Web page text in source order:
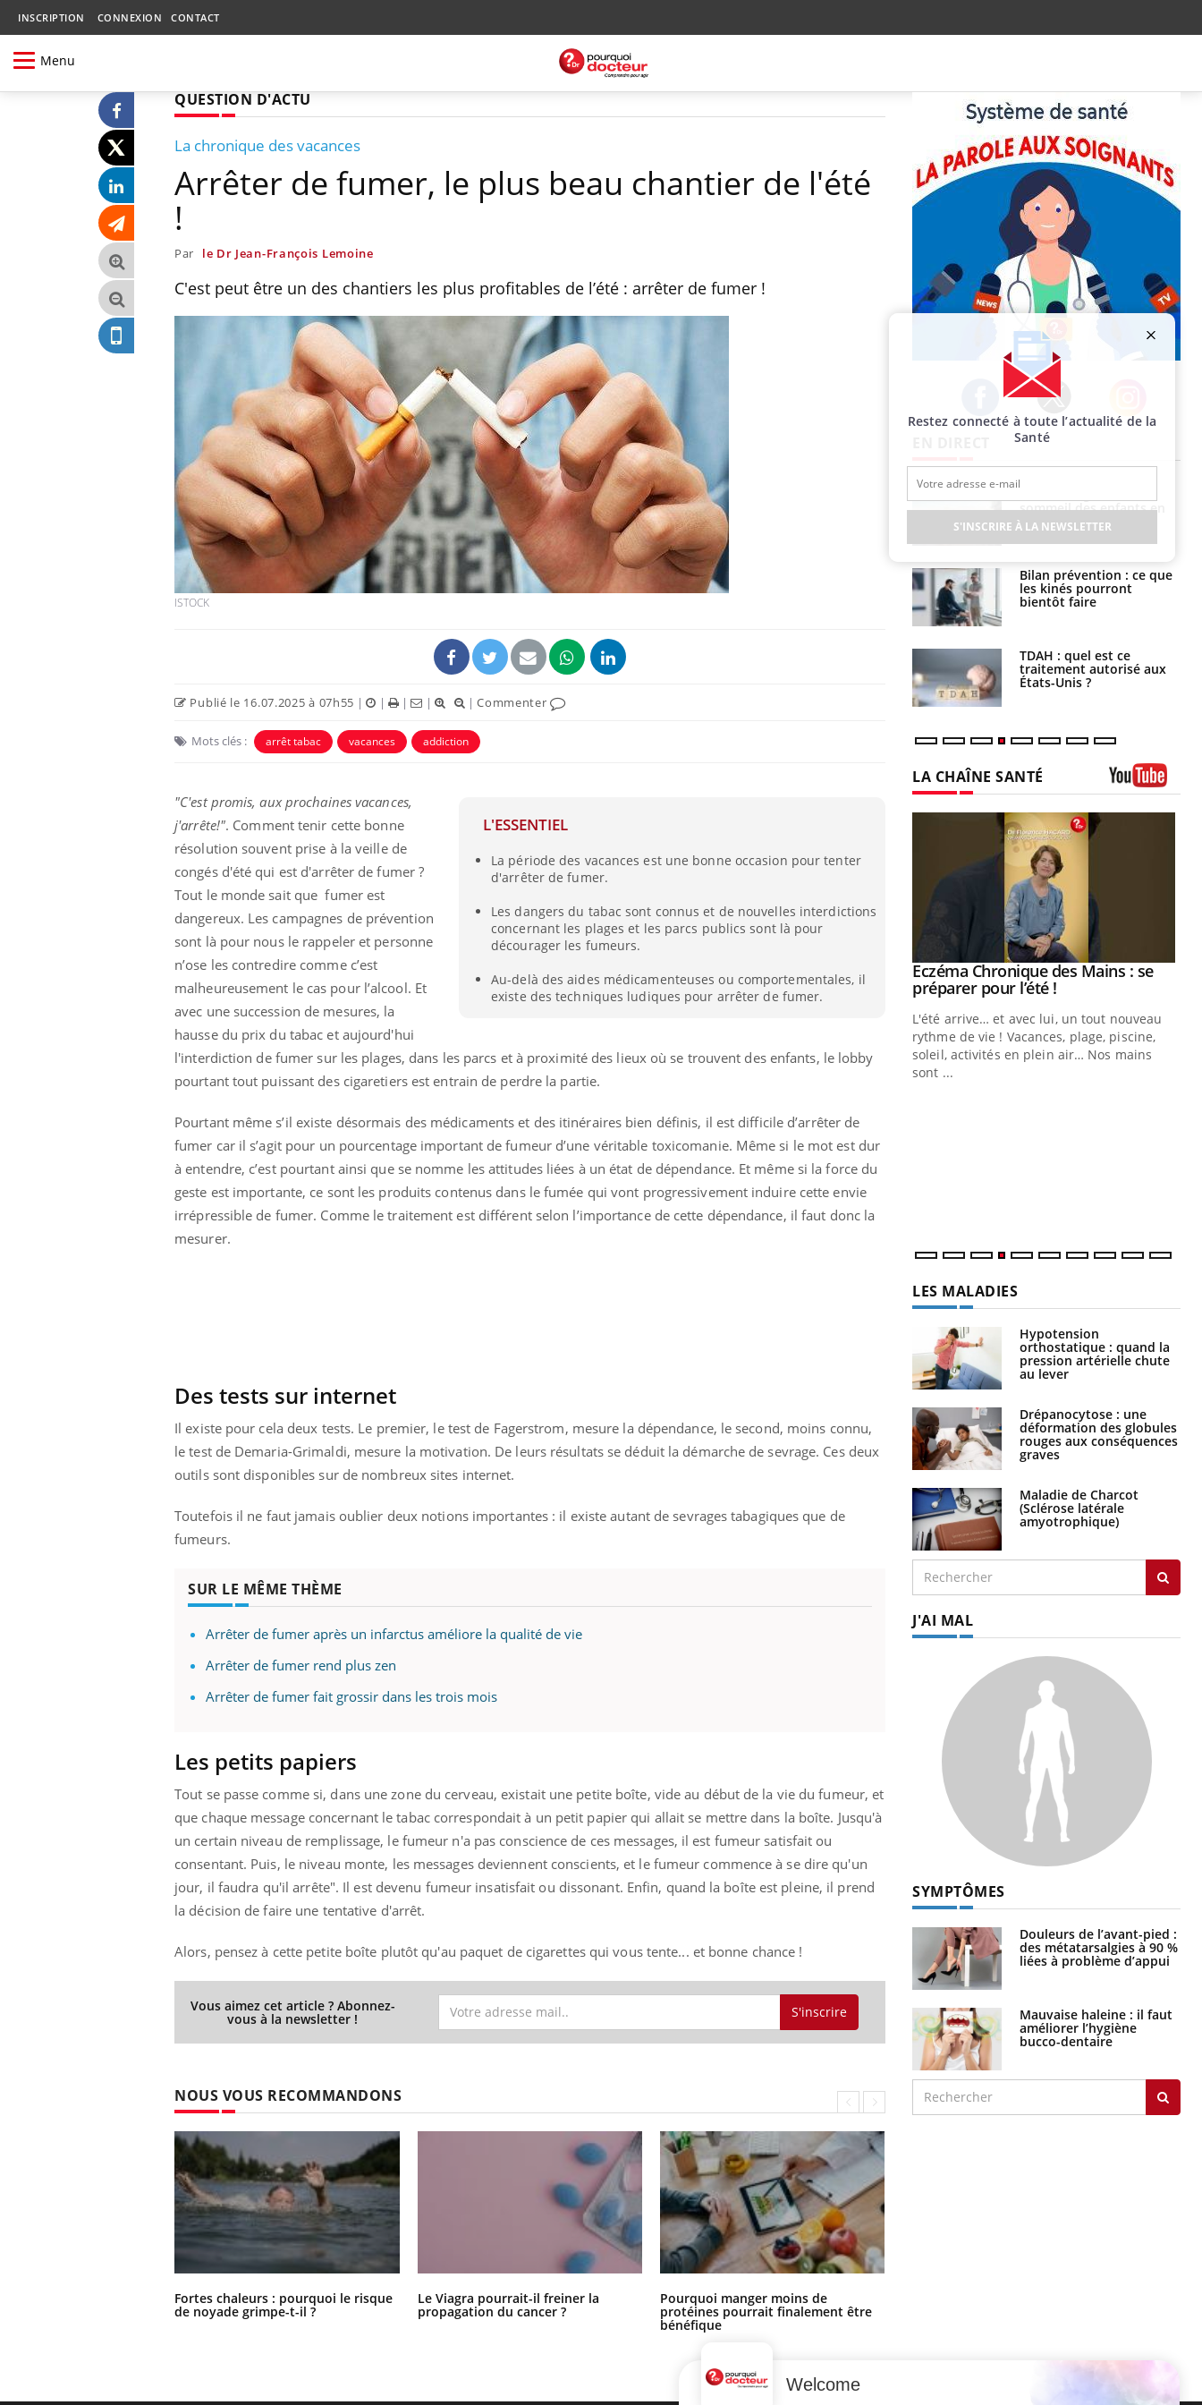
INSCRIPTION CONNEXION CONTACT
Menu
QUESTION D'ACTU
La chronique des vacances
Arrêter de fumer, le plus beau chantier de l'été
!
Par le Dr Jean-François Lemoine
C'est peut être un des chantiers les plus profitables de l’été : arrêter de fumer !
ISTOCK
Publié le 16.07.2025 à 07h55 | | | | |Commenter
Mots clés : arrêt tabac vacances addiction
L'ESSENTIEL
La période des vacances est une bonne occasion pour tenter
d'arrêter de fumer.
Les dangers du tabac sont connus et de nouvelles interdictions
concernant les plages et les parcs publics sont là pour
décourager les fumeurs.
Au-delà des aides médicamenteuses ou comportementales, il
existe des techniques ludiques pour arrêter de fumer.
"C'est promis, aux prochaines vacances,
j'arrête!". Comment tenir cette bonne
résolution souvent prise à la veille de
congés d'été qui est d'arrêter de fumer ?
Tout le monde sait que fumer est
dangereux. Les campagnes de prévention
sont là pour nous le rappeler et personne
n’ose les contredire comme c’est
malheureusement le cas pour l’alcool. Et
avec une succession de mesures, la
hausse du prix du tabac et aujourd'hui
l'interdiction de fumer sur les plages, dans les parcs et à proximité des lieux où se trouvent des enfants, le lobby
pourtant tout puissant des cigaretiers est entrain de perdre la partie.
Pourtant même s’il existe désormais des médicaments et des itinéraires bien définis, il est difficile d’arrêter de
fumer car il s’agit pour un pourcentage important de fumeur d’une véritable toxicomanie. Même si le mot est dur
à entendre, c’est pourtant ainsi que se nomme les attitudes liées à un état de dépendance. Et même si la force du
geste est importante, ce sont les produits contenus dans le fumée qui vont progressivement induire cette envie
irrépressible de fumer. Comme le traitement est différent selon l’importance de cette dépendance, il faut donc la
mesurer.
Des tests sur internet
Il existe pour cela deux tests. Le premier, le test de Fagerstrom, mesure la dépendance, le second, moins connu,
le test de Demaria-Grimaldi, mesure la motivation. De leurs résultats se déduit la démarche de sevrage. Ces deux
outils sont disponibles sur de nombreux sites internet.
Toutefois il ne faut jamais oublier deux notions importantes : il existe autant de sevrages tabagiques que de
fumeurs.
SUR LE MÊME THÈME
Arrêter de fumer après un infarctus améliore la qualité de vie
Arrêter de fumer rend plus zen
Arrêter de fumer fait grossir dans les trois mois
Les petits papiers
Tout se passe comme si, dans une zone du cerveau, existait une petite boîte, vide au début de la vie du fumeur, et
que chaque message concernant le tabac correspondait à un petit papier qui allait se mettre dans la boîte. Jusqu'à
un certain niveau de remplissage, le fumeur n'a pas conscience de ces messages, il est fumeur satisfait ou
consentant. Puis, le niveau monte, les messages deviennent conscients, et le fumeur commence à se dire qu'un
jour, il faudra qu'il arrête". Il est devenu fumeur insatisfait ou dissonant. Enfin, quand la boîte est pleine, il prend
la décision de faire une tentative d'arrêt.
Alors, pensez à cette petite boîte plutôt qu'au paquet de cigarettes qui vous tente... et bonne chance !
Vous aimez cet article ? Abonnez-
vous à la newsletter ! S'inscrire
NOUS VOUS RECOMMANDONS
Fortes chaleurs : pourquoi le risque
de noyade grimpe-t-il ?
Le Viagra pourrait-il freiner la
propagation du cancer ?
Pourquoi manger moins de
protéines pourrait finalement être
bénéfique
Facebook Twitter Instagram
Fortes chaleurs :
pourquoi le risque de
noyade grimpe-t-il ?
Le Viagra pourrait-il
freiner la propagation du
Grossesse et chaleur : ce
que dit la science
Le smartphone nuit-il à
l'apprentissage de la
Mordue par une tique en
vacances, elle reste dans
barracuda, une petite fille sommeil des enfants en
vacances ?
Bilan prévention : ce que
les kinés pourront
bientôt faire
TDAH : quel est ce
traitement autorisé aux
États-Unis ?
LA CHAÎNE SANTÉ
Eczéma Chronique des Mains :
expliquer ma maladieYoutube
Il y a des sujets qui sont faciles à aborder...
d'autres non ! D'un côté, poser des
questions sur la maladie d'un proche c'est
Youtube
Carence en fer : comprendre pour
prévenir Youtube
Fatigue, irritabilité, brouillard mental ou
même alopécie… Les symptômes de la
carence en fer sont multiples ce qui la rend
...
Insuline & Charge mentale : et si on
osait en parler??Youtube
patients comme parfois chez les soignants.
Youtube
Eczéma Chronique des Mains : se
préparer pour l’été !Youtube
L'été arrive… et avec lui, un tout nouveau
rythme de vie ! Vacances, plage, piscine,
soleil, activités en plein air… Nos mains
sont ...
LES MALADIES
Hypotension
orthostatique : quand la
pression artérielle chute
au lever
Drépanocytose : une
déformation des globules
rouges aux conséquences
graves
Maladie de Charcot
(Sclérose latérale
amyotrophique)
J'AI MAL
SYMPTÔMES
Douleurs de l’avant-pied :
des métatarsalgies à 90 %
liées à problème d’appui
Mauvaise haleine : il faut
améliorer l’hygiène
bucco-dentaire
Restez connecté à toute l’actualité de la
Santé
S'INSCRIRE À LA NEWSLETTER
Welcome